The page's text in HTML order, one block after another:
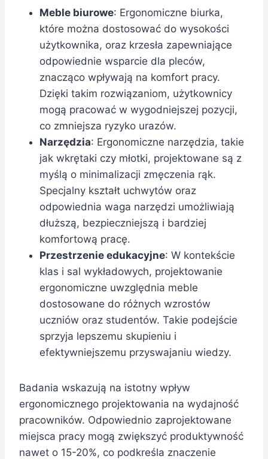
Meble biurowe: Ergonomiczne biurka,
które można dostosować do wysokości
użytkownika, oraz krzesła zapewniające
odpowiednie wsparcie dla pleców,
znacząco wpływają na komfort pracy.
Dzięki takim rozwiązaniom, użytkownicy
mogą pracować w wygodniejszej pozycji,
co zmniejsza ryzyko urazów.
Narzędzia: Ergonomiczne narzędzia, takie
jak wkrętaki czy młotki, projektowane są z
myślą o minimalizacji zmęczenia rąk.
Specjalny kształt uchwytów oraz
odpowiednia waga narzędzi umożliwiają
dłuższą, bezpieczniejszą i bardziej
komfortową pracę.
Przestrzenie edukacyjne: W kontekście
klas i sal wykładowych, projektowanie
ergonomiczne uwzględnia meble
dostosowane do różnych wzrostów
uczniów oraz studentów. Takie podejście
sprzyja lepszemu skupieniu i
efektywniejszemu przyswajaniu wiedzy.
Badania wskazują na istotny wpływ
ergonomicznego projektowania na wydajność
pracowników. Odpowiednio zaprojektowane
miejsca pracy mogą zwiększyć produktywność
nawet o 15-20%, co podkreśla znaczenie